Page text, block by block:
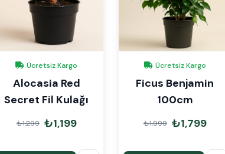
Ücretsiz Kargo
Alocasia Red
Secret Fil Kulağı
₺1,299 ₺1,199
Ücretsiz Kargo
Ficus Benjamin
100cm
₺1,999 ₺1,799